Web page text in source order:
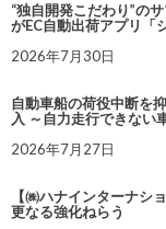
“独自開発こだわり”の
がEC自動出荷アプリ「
2026年7月30日
自動車船の荷役中断を
入 ～自力走行できない
2026年7月27日
【㈱ハナインターナシ
更なる強化ねらう